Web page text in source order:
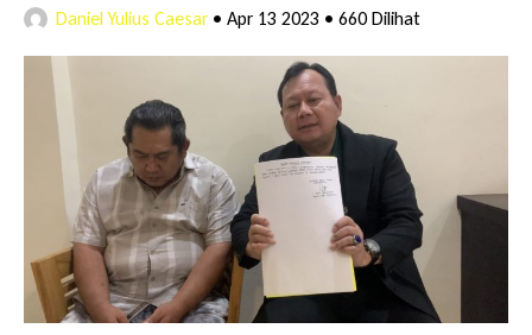
Hakim Sebut Saksi Beruntung Tak Terseret Perkara
Angkutan Bawang Bombay Tak Sesuai Dokumen
Daniel Yulius Caesar • Apr 13 2023 • 660 Dilihat